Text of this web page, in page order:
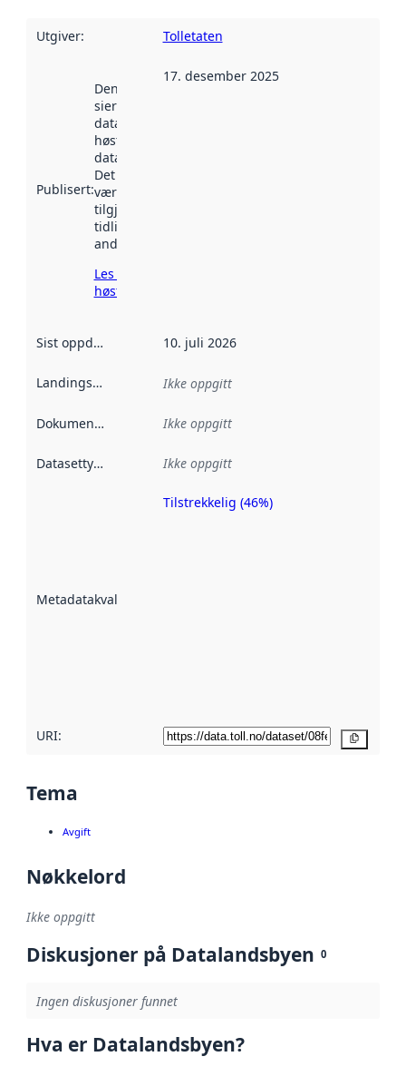
Utgiver: Tolletaten
Publisert:
Denne datoen
sier når
datasettet ble
høstet av
data.norge.no.
Det kan ha
vært
tilgjengelig
tidligere
andre steder.
Les mer om
høsting her
17. desember 2025
Sist oppdatert 10. juli 2026
Landingsside Ikke oppgitt
Dokumentasjon Ikke oppgitt
Datasettype Ikke oppgitt
Metadatakvalitet
Metadatakvalitet
Tilstrekkelig (46%)
URI:
Tema
Avgift
Nøkkelord
Ikke oppgitt
Diskusjoner på Datalandsbyen 0
Ingen diskusjoner funnet
Hva er Datalandsbyen?